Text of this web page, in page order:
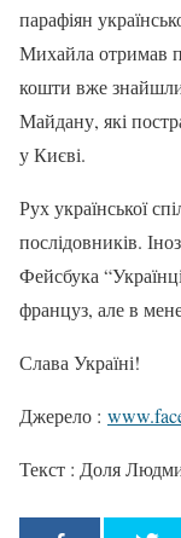
парафіян
Михайла отримав
кошти вже знайшли
Майдану, які
у Києві.
Рух української
послідовників.
Фейсбука
француз, але в
Слава Україні!
Джерело :
Текст : Доля